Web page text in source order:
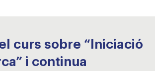
curs sobre “Iniciació
i continua